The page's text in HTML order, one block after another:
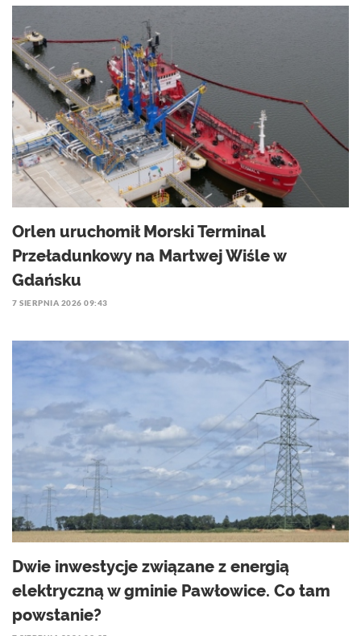
Orlen uruchomił Morski Terminal
Przeładunkowy na Martwej Wiśle w
Gdańsku
7 SIERPNIA 2026 09:43
Dwie inwestycje związane z energią
elektryczną w gminie Pawłowice. Co tam
powstanie?